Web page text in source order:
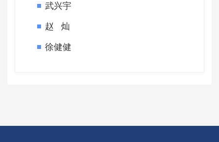
武兴宇
赵 灿
徐健健